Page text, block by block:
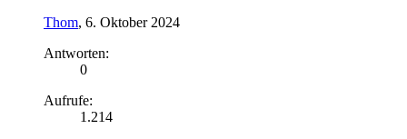
Thom, 6. Oktober 2024
Antworten:
0
Aufrufe:
1.214